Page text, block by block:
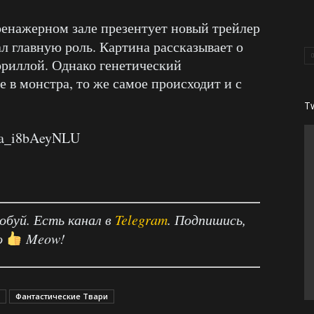
зале презентует новый трейлер
главную роль. Картина рассказывает о
Однако генетический
монстра, то же самое происходит и с
Есть канал в Telegram. Подпишись,
Meow!
Фантастические Твари